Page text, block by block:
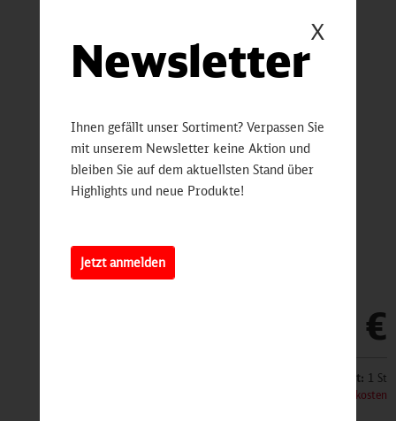
12,90 €
Inhalt: 1 St
zzgl. Versandkosten
X
Newsletter
Ihnen gefällt unser Sortiment? Verpassen Sie
mit unserem Newsletter keine Aktion und
bleiben Sie auf dem aktuellsten Stand über
Highlights und neue Produkte!
Jetzt anmelden